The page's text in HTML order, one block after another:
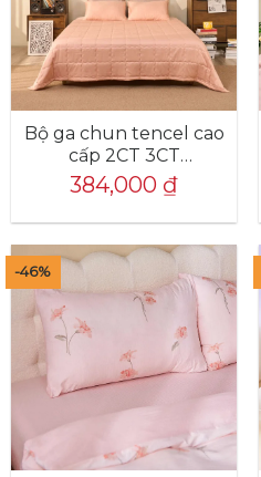
Bộ ga chun tencel cao
cấp 2CT 3CT
Goodnight Airsilk
384,000 ₫
-46%